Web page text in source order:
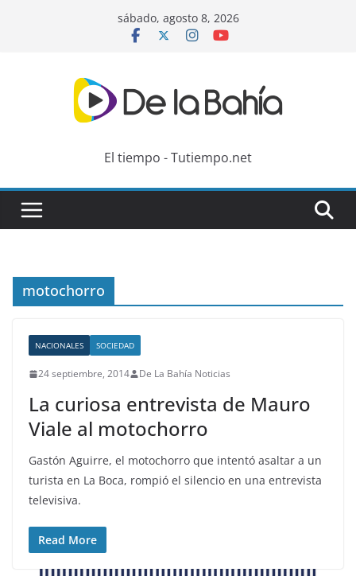
sábado, agosto 8, 2026
El tiempo - Tutiempo.net
motochorro
NACIONALES SOCIEDAD
24 septiembre, 2014 De La Bahía Noticias
La curiosa entrevista de Mauro
Viale al motochorro
Gastón Aguirre, el motochorro que intentó asaltar a un
turista en La Boca, rompió el silencio en una entrevista
televisiva.
Read More